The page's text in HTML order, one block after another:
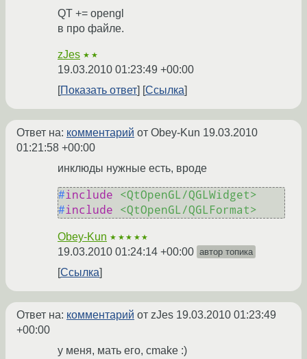
QT += opengl
в про файле.
zJes ★★
19.03.2010 01:23:49 +00:00
Показать ответ
Ссылка
Ответ на: комментарий от Obey-Kun 19.03.2010
01:21:58 +00:00
инклюды нужные есть, вроде
#include
<QtOpenGL/QGLWidget>
#include <QtOpenGL/QGLFormat>
Obey-Kun ★★★★★
19.03.2010 01:24:14 +00:00 автор топика
Ссылка
Ответ на: комментарий от zJes 19.03.2010 01:23:49
+00:00
у меня, мать его, cmake :)